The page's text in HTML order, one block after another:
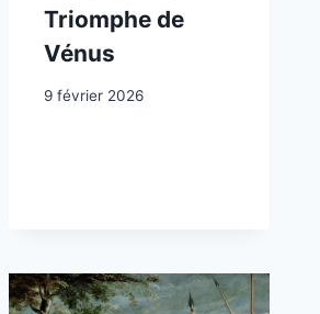
Triomphe de
Vénus
9 février 2026